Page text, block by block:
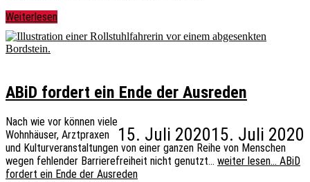
Weiterlesen
ABiD fordert ein Ende der Ausreden
15. Juli 2020
15. Juli 2020
Nach wie vor können viele
Wohnhäuser, Arztpraxen
und Kulturveranstaltungen von einer ganzen Reihe von Menschen
wegen fehlender Barrierefreiheit nicht genutzt… weiter lesen… ABiD
fordert ein Ende der Ausreden